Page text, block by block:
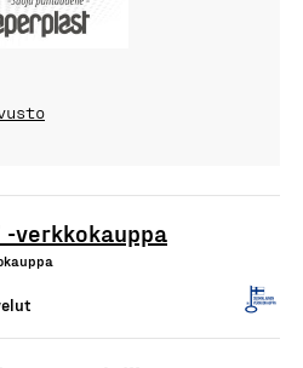
verkkokauppa